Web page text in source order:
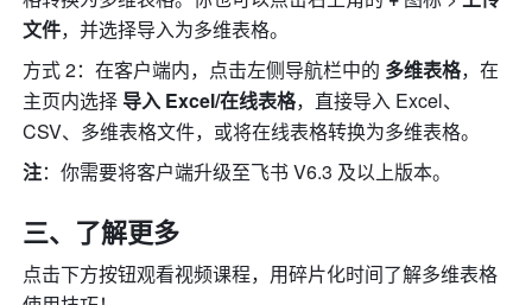
文件，并选择导入为多维表格。
方式 2：在客户端内，点击左侧导航栏中的 多维表格，在
主页内选择 导入 Excel/在线表格，直接导入 Excel、
CSV、多维表格文件，或将在线表格转换为多维表格。
注：你需要将客户端升级至飞书 V6.3 及以上版本。
三、 了解更多
点击下方按钮观看视频课程，用碎片化时间了解多维表格